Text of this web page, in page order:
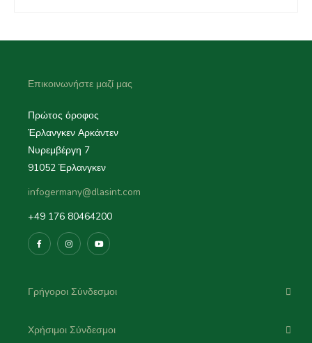
Επικοινωνήστε μαζί μας
Πρώτος όροφος
Έρλανγκεν Αρκάντεν
Νυρεμβέργη 7
91052 Έρλανγκεν
infogermany@dlasint.com
+49 176 80464200
Γρήγοροι Σύνδεσμοι
Χρήσιμοι Σύνδεσμοι